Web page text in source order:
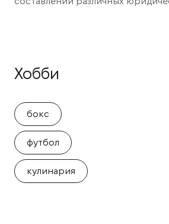
Хобби
бокс
футбол
кулинария